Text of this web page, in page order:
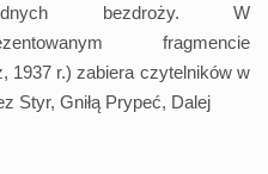
bezdroży. W
fragmencie
1937 r.) zabiera czytelników w
Styr, Gniłą Prypeć, Dalej